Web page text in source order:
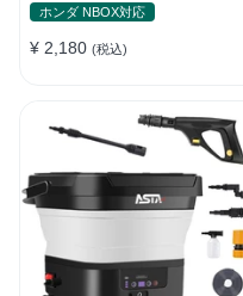
向け 洗車ブラシ スポンジ タ
ワックス用スポンジ 高級洗車
除もOK カー用品一式
ホンダ NBOX対応
¥ 2,180 (税込)